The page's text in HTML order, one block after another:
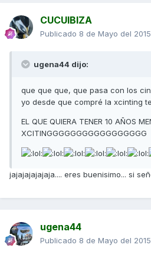
CUCUIBIZA
Publicado 8 de Mayo del 2015
ugena44 dijo:
que que que, que pasa con los
yo desde que compré la xcinting
EL QUE QUIERA TENER 10 AÑOS
XCITINGGGGGGGGGGGGGGGGG
jajajajajajaja.... eres buenisimo... si
ugena44
Publicado 8 de Mayo del 2015